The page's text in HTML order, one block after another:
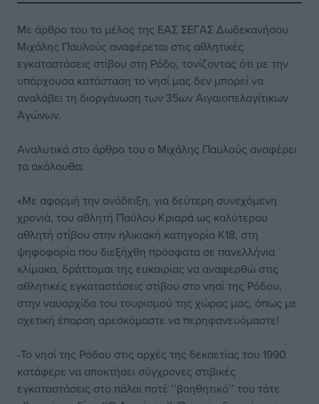
Με άρθρο του το μέλος της ΕΑΣ ΣΕΓΑΣ Δωδεκανήσου
Μιχάλης Παυλούς αναφέρεται στις αθλητικές
εγκαταστάσεις στίβου στη Ρόδο, τονίζοντας ότι με την
υπάρχουσα κατάσταση το νησί μας δεν μπορεί να
αναλάβει τη διοργάνωση των 35ων Αιγαιοπελαγίτικων
Αγώνων.
Αναλυτικά στο άρθρο του ο Μιχάλης Παυλούς αναφέρει
τα ακόλουθα:
«Με αφορμή την ανάδειξη, για δεύτερη συνεχόμενη
χρονιά, του αθλητή Παύλου Κριαρά ως καλύτερου
αθλητή στίβου στην ηλικιακή κατηγορία Κ18, στη
ψηφοφορία που διεξήχθη πρόσφατα σε πανελλήνια
κλίμακα, δράττομαι της ευκαιρίας να αναφερθώ στις
αθλητικές εγκαταστάσεις στίβου στο νησί της Ρόδου,
στην ναυαρχίδα του τουρισμού της χώρας μας, όπως με
σχετική έπαρση αρεσκόμαστε να περηφανευόμαστε!
-Το νησί της Ρόδου στις αρχές της δεκαετίας του 1990
κατάφερε να αποκτήσει σύγχρονες στιβικές
εγκαταστάσεις στο πάλαι ποτέ ‘’βοηθητικό’’ του τότε